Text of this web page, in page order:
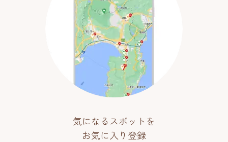
気になるスポットを
お気に入り登録